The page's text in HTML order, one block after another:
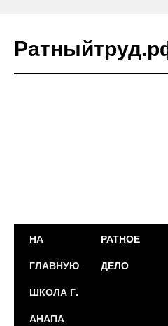
Перейти
содержимому
НА
ГЛАВНУЮ
РАТНОЕ
ДЕЛО
ШКОЛА Г.
АНАПА